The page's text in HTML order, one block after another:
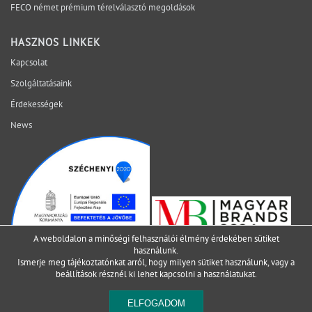
esetleges bővítés vagy átalakítás, miközben a tér
különösen fontos olyan irodákban, ahol a
funkcionalitásnak és a megjelenésnek egyszerre
FECO német prémium térelválasztó megoldások
HASZNOS LINKEK
Kapcsolat
Szolgáltatásaink
Érdekességek
News
2021 SIMO Group falrendszerek
A weboldalon a minőségi felhasználói élmény érdekében sütiket
használunk.
Ismerje meg tájékoztatónkat arról, hogy milyen sütiket használunk, vagy a
beállításokrésznél ki lehet kapcsolni a használatukat.
ELFOGADOM